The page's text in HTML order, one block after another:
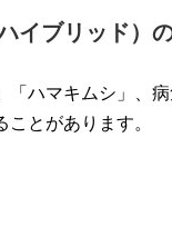
イブリッド）
ハマキムシ」、
とがあります。